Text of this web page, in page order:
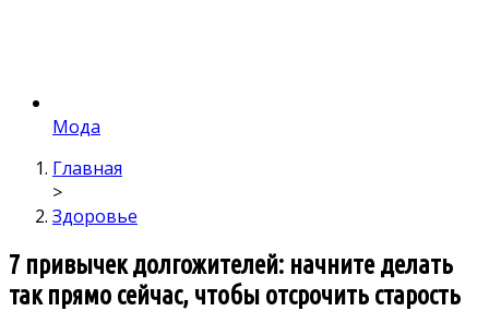
Мода
Главная
>
Здоровье
7 привычек долгожителей: начните делать
так прямо сейчас, чтобы отсрочить старость